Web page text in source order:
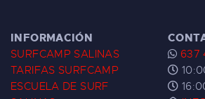
INFORMACIÓN
SURFCAMP SALINAS
TARIFAS SURFCAMP
ESCUELA DE SURF
637